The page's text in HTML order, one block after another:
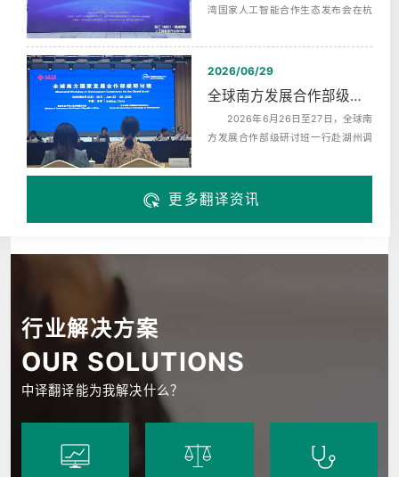
湾国家人工智能合作生态发布会在杭
了...
2026/06/29
全球南方发展合作部级研讨班赴湖州调研翻译服务
2026年6月26日至27日，全球南
方发展合作部级研讨班一行赴湖州调
罗、埃...
更多翻译资讯
行业解决方案
OUR SOLUTIONS
中译翻译能为我解决什么？